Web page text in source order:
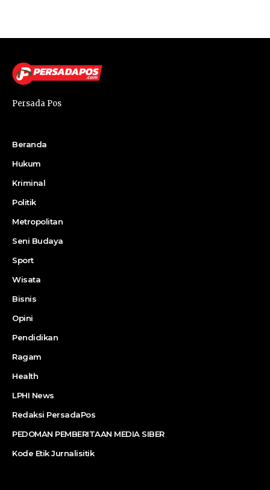
Persada Pos
Beranda
Hukum
Kriminal
Politik
Metropolitan
Seni Budaya
Sport
Wisata
Bisnis
Opini
Pendidikan
Ragam
Health
LPHI News
Redaksi PersadaPos
PEDOMAN PEMBERITAAN MEDIA SIBER
Kode Etik Jurnalisitik